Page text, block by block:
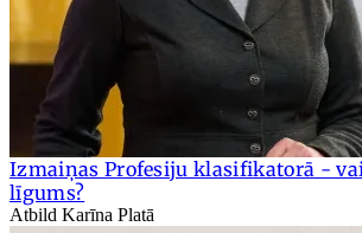
Izmaiņas Profesiju klasifikatorā -
līgums?
Atbild Karīna Platā